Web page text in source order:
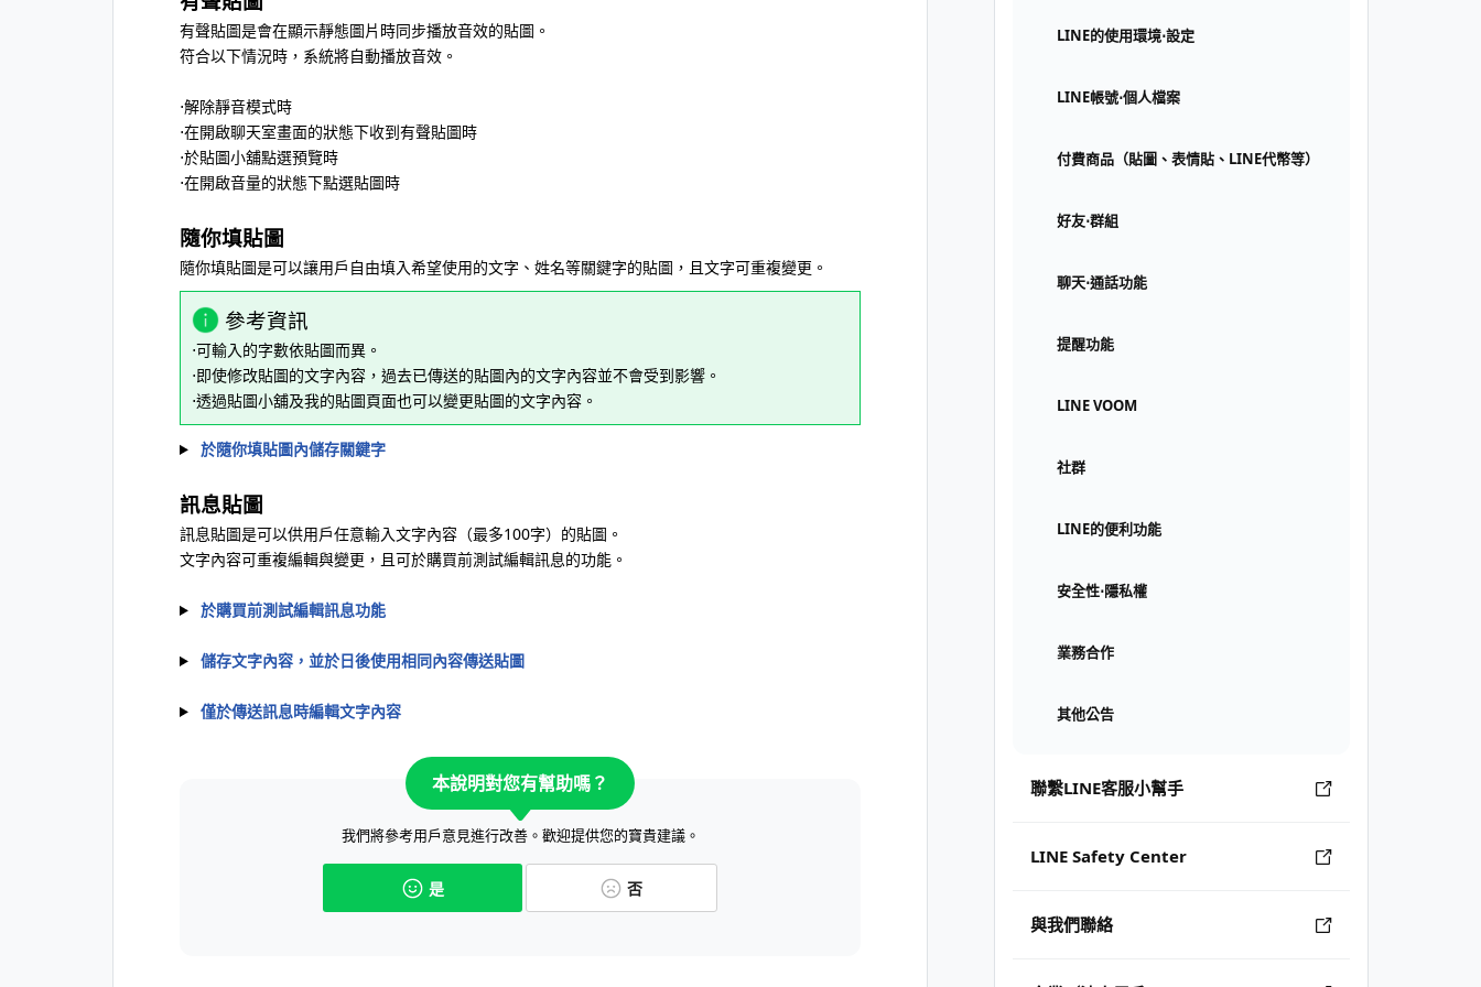
LINE的使用環境⋅設定
LINE帳號⋅個人檔案
付費商品（貼圖、表情貼、LINE代幣等）
好友⋅群組
聊天⋅通話功能
提醒功能
LINE VOOM
社群
LINE的便利功能
安全性⋅隱私權
業務合作
其他公告
聯繫LINE客服小幫手
LINE Safety Center
與我們聯絡
有聲貼圖是會在顯示靜態圖片時同步播放音效的貼圖。
符合以下情況時，系統將自動播放音效。
⋅解除靜音模式時
⋅在開啟聊天室畫面的狀態下收到有聲貼圖時
⋅於貼圖小舖點選預覽時
⋅在開啟音量的狀態下點選貼圖時
隨你填貼圖
隨你填貼圖是可以讓用戶自由填入希望使用的文字、姓名等關鍵字的貼圖，且文字可重複變更。
參考資訊
⋅可輸入的字數依貼圖而異。
⋅即使修改貼圖的文字內容，過去已傳送的貼圖內的文字內容並不會受到影響。
⋅透過貼圖小舖及我的貼圖頁面也可以變更貼圖的文字內容。
於隨你填貼圖內儲存關鍵字
訊息貼圖
訊息貼圖是可以供用戶任意輸入文字內容（最多100字）的貼圖。
文字內容可重複編輯與變更，且可於購買前測試編輯訊息的功能。
於購買前測試編輯訊息功能
儲存文字內容，並於日後使用相同內容傳送貼圖
僅於傳送訊息時編輯文字內容
本說明對您有幫助嗎？
我們將參考用戶意見進行改善。歡迎提供您的寶貴建議。
是 否